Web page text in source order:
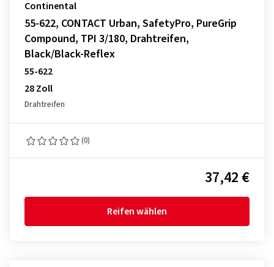
Continental
55-622, CONTACT Urban, SafetyPro, PureGrip
Compound, TPI 3/180, Drahtreifen,
Black/Black-Reflex
55-622
28 Zoll
Drahtreifen
(0)
37,42 €
Reifen wählen